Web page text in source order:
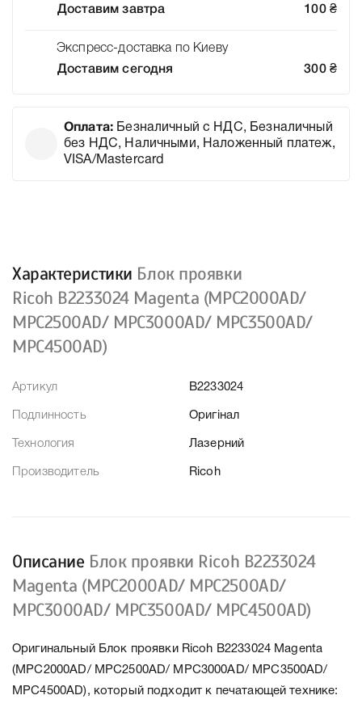
Доставим завтра
100 ₴
Экспресс-доставка по Киеву
Доставим сегодня
300 ₴
Оплата: Безналичный с НДС, Безналичный
без НДС, Наличными, Наложенный платеж,
VISA/Mastercard
Характеристики Блок проявки
Ricoh B2233024 Magenta (MPC2000AD/
MPC2500AD/ MPC3000AD/ MPC3500AD/
MPC4500AD)
Артикул B2233024
Подлинность Оригінал
Технология Лазерний
Производитель Ricoh
Описание Блок проявки Ricoh B2233024
Magenta (MPC2000AD/ MPC2500AD/
MPC3000AD/ MPC3500AD/ MPC4500AD)
Оригинальный Блок проявки Ricoh B2233024 Magenta
(MPC2000AD/ MPC2500AD/ MPC3000AD/ MPC3500AD/
MPC4500AD), который подходит к печатающей технике: